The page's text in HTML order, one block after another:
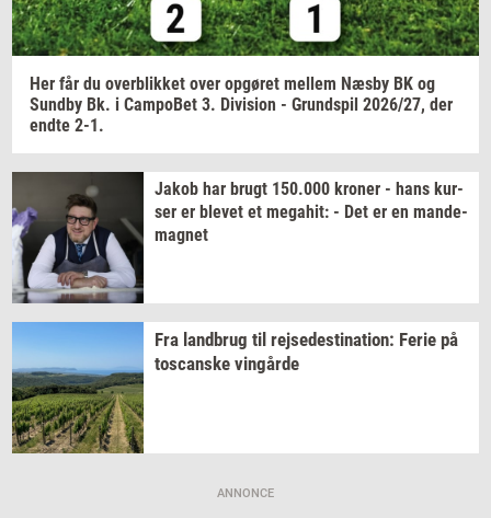
Her får du over­blik­ket over op­gø­ret mel­lem Næsby BK og
Sund­by Bk. i Cam­po­Bet 3. Di­vi­sion - Grund­spil 2026/27, der
endte 2-1.
Jakob har brugt 150.000 kro­ner - hans kur­
ser er ble­vet et me­ga­hit: - Det er en mande-​
magnet
Fra land­brug til rej­se­desti­na­tion: Ferie på
toscan­ske vin­går­de
ANNONCE